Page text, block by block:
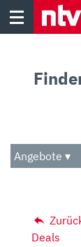
Skip
Audio
Das Beste
Angebote ▾
Deals